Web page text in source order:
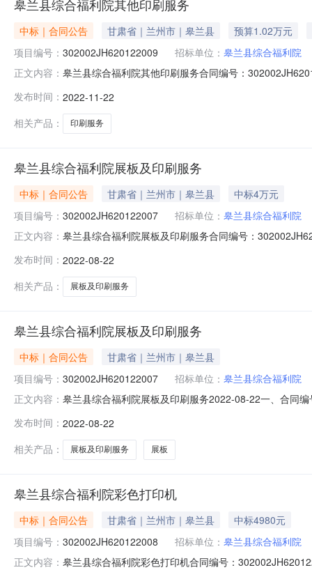
皋兰县综合福利院其他印刷服务
中标｜合同公告 甘肃省｜兰州市｜皋兰县
预算1.02万元
项目编号： 302002JH620122009 招标单位： 皋兰县综合福利院
正文内容： 皋兰县综合福利院其他印刷服务合同编号：
元）合同扩展信息是否为ppp：是否联合体：牵头单位：
发布时间： 2022-11-22
相关产品：
印刷服务
皋兰县综合福利院展板及印刷服务
中标｜合同公告 甘肃省｜兰州市｜皋兰县
中标4万元
项目编号： 302002JH620122007 招标单位： 皋兰县综合福利院
正文内容： 皋兰县综合福利院展板及印刷服务合同编号：
3.9991（万元）合同扩展信息是否为ppp：是否联合体：
发布时间： 2022-08-22
相关产品：
展板及印刷服务
皋兰县综合福利院展板及印刷服务
中标｜合同公告
甘肃省｜兰州市｜皋兰县
项目编号： 302002JH620122007 招标单位： 皋兰县综合福利院
正文内容： 皋兰县综合福利院展板及印刷服务2022-08-22一、合同
主要标的名称：展板规格型号（或服务要求）：无主要
发布时间： 2022-08-22
相关产品：
展板及印刷服务 展板
皋兰县综合福利院彩色打印机
中标｜合同公告 甘肃省｜兰州市｜皋兰县
中标4980元
项目编号： 302002JH620122008 招标单位： 皋兰县综合福利院
正文内容： 皋兰县综合福利院彩色打印机合同编号：